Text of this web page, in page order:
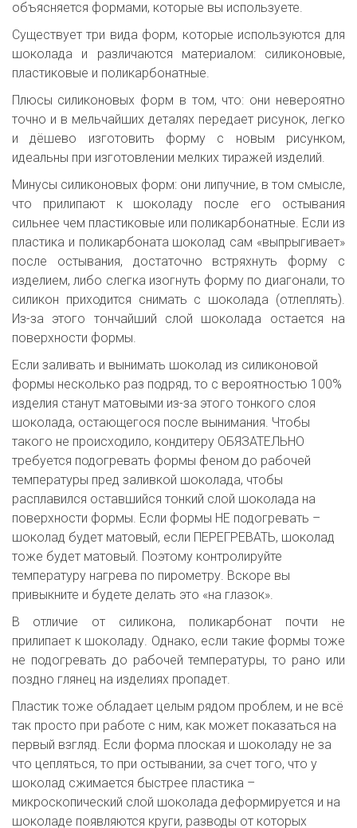
объясняется формами, которые вы используете.
Существует три вида форм, которые используются для
шоколада и различаются материалом: силиконовые,
пластиковые и поликарбонатные.
Плюсы силиконовых форм в том, что: они невероятно
точно и в мельчайших деталях передает рисунок, легко
и дёшево изготовить форму с новым рисунком,
идеальны при изготовлении мелких тиражей изделий.
Минусы силиконовых форм: они липучние, в том смысле,
что прилипают к шоколаду после его остывания
сильнее чем пластиковые или поликарбонатные. Если из
пластика и поликарбоната шоколад сам «выпрыгивает»
после остывания, достаточно встряхнуть форму с
изделием, либо слегка изогнуть форму по диагонали, то
силикон приходится снимать с шоколада (отлеплять).
Из-за этого тончайший слой шоколада остается на
поверхности формы.
Если заливать и вынимать шоколад из силиконовой
формы несколько раз подряд, то с вероятностью 100%
изделия станут матовыми из-за этого тонкого слоя
шоколада, остающегося после вынимания. Чтобы
такого не происходило, кондитеру ОБЯЗАТЕЛЬНО
требуется подогревать формы феном до рабочей
температуры пред заливкой шоколада, чтобы
расплавился оставшийся тонкий слой шоколада на
поверхности формы. Если формы НЕ подогревать –
шоколад будет матовый, если ПЕРЕГРЕВАТЬ, шоколад
тоже будет матовый. Поэтому контролируйте
температуру нагрева по пирометру. Вскоре вы
привыкните и будете делать это «на глазок».
В отличие от силикона, поликарбонат почти не
прилипает к шоколаду. Однако, если такие формы тоже
не подогревать до рабочей температуры, то рано или
поздно глянец на изделиях пропадет.
Пластик тоже обладает целым рядом проблем, и не всё
так просто при работе с ним, как может показаться на
первый взгляд. Если форма плоская и шоколаду не за
что цепляться, то при остывании, за счет того, что у
шоколад сжимается быстрее пластика –
микроскопический слой шоколада деформируется и на
шоколаде появляются круги, разводы от которых